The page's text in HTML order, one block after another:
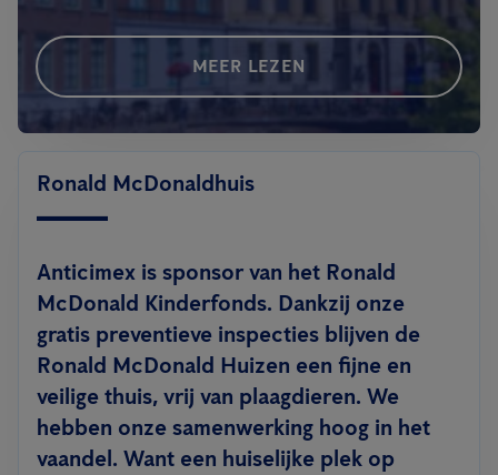
MEER LEZEN
Ronald McDonaldhuis
Anticimex is sponsor van het Ronald
McDonald Kinderfonds. Dankzij onze
gratis preventieve inspecties blijven de
Ronald McDonald Huizen een fijne en
veilige thuis, vrij van plaagdieren. We
hebben onze samenwerking hoog in het
vaandel. Want een huiselijke plek op